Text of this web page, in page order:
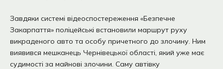
Завдяки системі відеоспостереження «Безпечне
Закарпаття» поліцейські встановили маршрут руху
викраденого авто та особу причетного до злочину. Ним
виявився мешканець Чернівецької області, який уже має
судимості за майнові злочини. Саму автівку